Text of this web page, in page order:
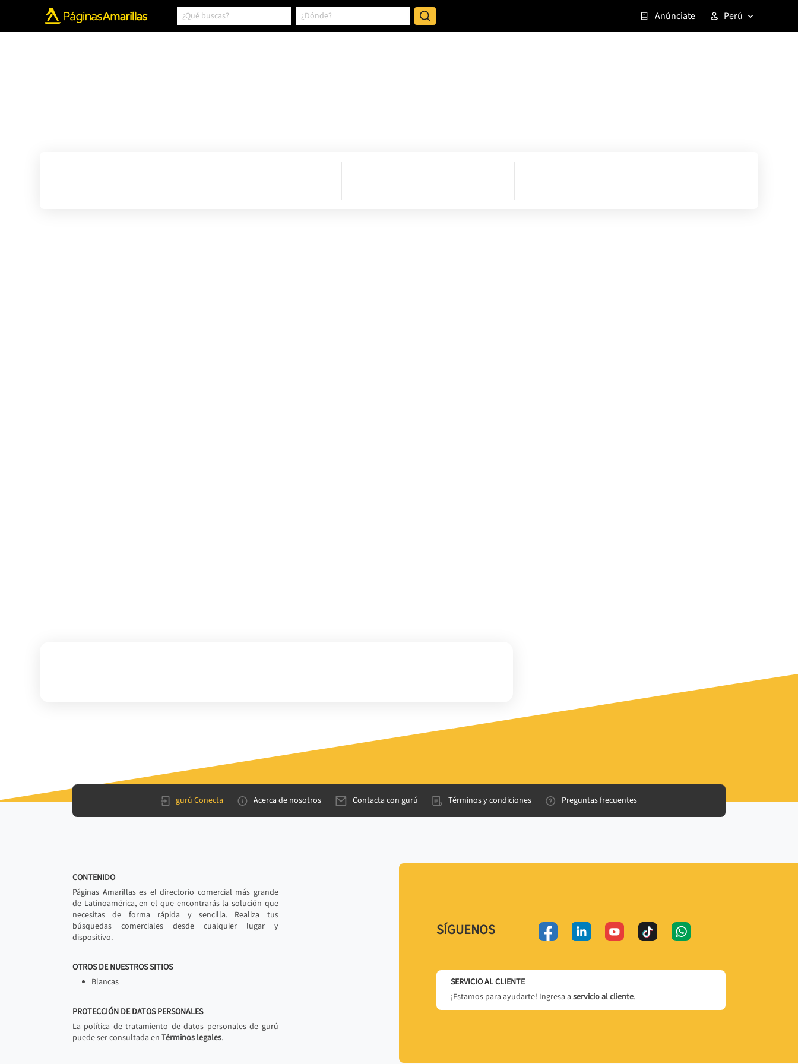
Anúnciate Perú
gurú Conecta Acerca de nosotros Contacta con gurú Términos y condiciones Preguntas frecuentes
CONTENIDO
Páginas Amarillas es el directorio comercial más grande
de Latinoamérica, en el que encontrarás la solución que
necesitas de forma rápida y sencilla. Realiza tus
búsquedas comerciales desde cualquier lugar y
dispositivo.
OTROS DE NUESTROS SITIOS
Blancas
PROTECCIÓN DE DATOS PERSONALES
La política de tratamiento de datos personales de gurú
puede ser consultada en Términos legales.
SÍGUENOS
SERVICIO AL CLIENTE
¡Estamos para ayudarte! Ingresa a servicio al cliente.